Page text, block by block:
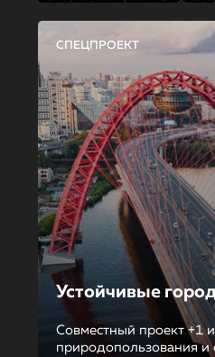
СПЕЦПРОЕКТ
Устойчивые
Совместный проект +1
природопользования и